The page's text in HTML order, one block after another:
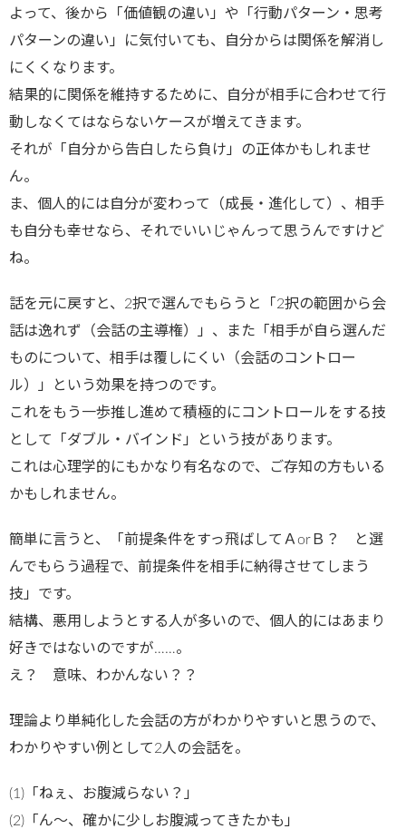
よって、後から「価値観の違い」や「行動パターン・思考
パターンの違い」に気付いても、自分からは関係を解消し
にくくなります。
結果的に関係を維持するために、自分が相手に合わせて行
動しなくてはならないケースが増えてきます。
それが「自分から告白したら負け」の正体かもしれませ
ん。
ま、個人的には自分が変わって（成長・進化して）、相手
も自分も幸せなら、それでいいじゃんって思うんですけど
ね。
話を元に戻すと、2択で選んでもらうと「2択の範囲から会
話は逸れず（会話の主導権）」、また「相手が自ら選んだ
ものについて、相手は覆しにくい（会話のコントロー
ル）」という効果を持つのです。
これをもう一歩推し進めて積極的にコントロールをする技
として「ダブル・バインド」という技があります。
これは心理学的にもかなり有名なので、ご存知の方もいる
かもしれません。
簡単に言うと、「前提条件をすっ飛ばしてＡorＢ？ と選
んでもらう過程で、前提条件を相手に納得させてしまう
技」です。
結構、悪用しようとする人が多いので、個人的にはあまり
好きではないのですが……。
え？ 意味、わかんない？？
理論より単純化した会話の方がわかりやすいと思うので、
わかりやすい例として2人の会話を。
(1)「ねぇ、お腹減らない？」
(2)「ん～、確かに少しお腹減ってきたかも」